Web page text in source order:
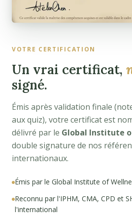
VOTRE CERTIFICATION
Un vrai certificat,
signé.
Émis après validation finale
aux quiz), votre certificat est
délivré par le Global Institute
double signature de nos
internationaux.
Émis par le Global Institute of
Reconnu par l'IPHM, CMA, CPD et
l'international